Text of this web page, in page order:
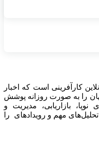
کارآفرینی است که اخبار
را به صورت روزانه پوشش
بازاریابی، مدیریت و
مهم و رویدادهای را